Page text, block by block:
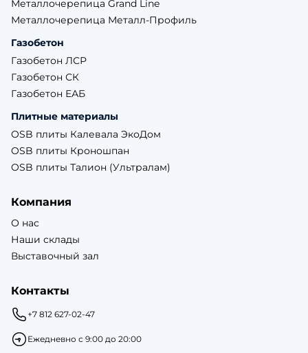
Металлочерепица Grand Line
Металлочерепица Металл-Профиль
Газобетон
Газобетон ЛСР
Газобетон СК
Газобетон ЕАБ
Плитные материалы
OSB плиты Калевала ЭкоДом
OSB плиты Кроношпан
OSB плиты Талион (Ультралам)
Компания
О нас
Наши склады
Выставочный зал
Контакты
+7 812 627-02-47
Ежедневно с 9:00 до 20:00